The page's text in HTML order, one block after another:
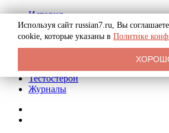
История
Биография
Криминал
Реклама на сайте
Тестостерон
Журналы
Используя сайт russian7.ru, Вы
cookie, которые указаны в Политике